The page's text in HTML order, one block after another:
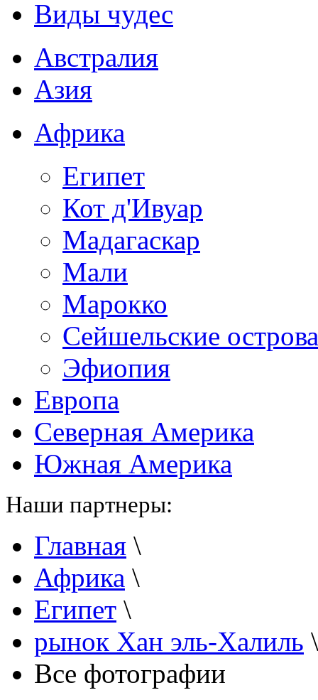
Виды чудес
Австралия
Азия
Африка
Египет
Кот д'Ивуар
Мадагаскар
Мали
Марокко
Сейшельские острова
Эфиопия
Европа
Северная Америка
Южная Америка
Наши партнеры:
Главная \
Африка \
Египет \
рынок Хан эль-Халиль
Все фотографии